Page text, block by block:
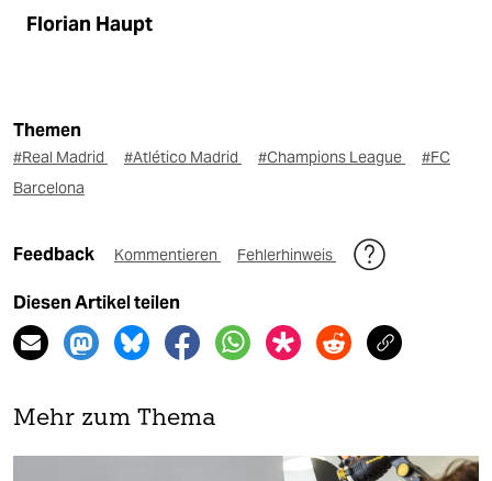
Florian Haupt
Themen
#Real Madrid #Atlético Madrid #Champions League
#FC
Barcelona
Feedback Kommentieren Fehlerhinweis
Diesen Artikel teilen
Mehr zum Thema